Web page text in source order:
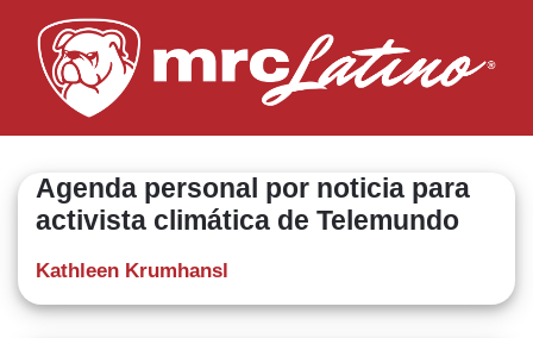
to
main
Agenda personal por noticia para
activista climática de Telemundo
Kathleen Krumhansl